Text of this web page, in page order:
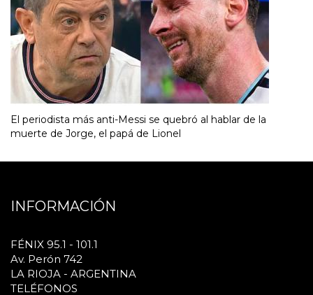
El periodista más anti-Messi se quebró al hablar de la
muerte de Jorge, el papá de Lionel
INFORMACIÓN
FÉNIX 95.1 - 101.1
Av. Perón 742
LA RIOJA - ARGENTINA
TELÉFONOS